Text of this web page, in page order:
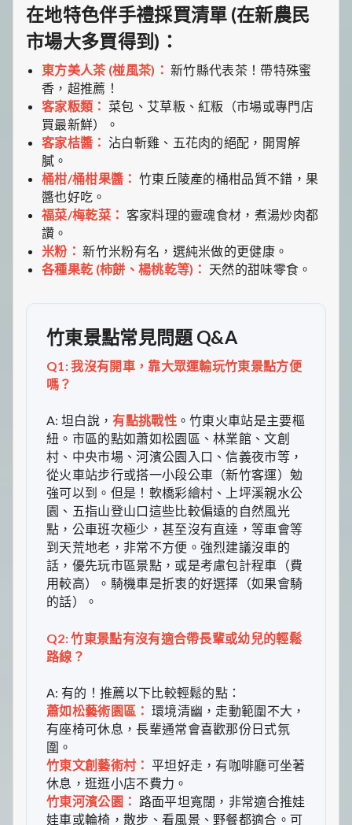
在地特色伴手禮採買清單 (在新農民
市場大多買得到)：
東方美人茶 (椪風茶)： 新竹縣代表茶！帶特殊蜜
香，超推薦！
客家粄類： 菜包、艾草粄、紅粄（市場或專門店
買最新鮮）。
客家桔醬： 沾白斬雞、五花肉的絕配，開胃解
膩。
桶柑/桶柑果醬： 竹東丘陵產的桶柑品質不錯，果
醬也好吃。
福菜/梅乾菜： 客家料理的靈魂食材，煮湯炒肉都
讚。
米粉： 新竹米粉有名，選純米做的更健康。
各種果乾 (柿餅、楊桃乾等)： 天然的甜味零食。
竹東景點常見問題 Q&A
Q1: 我沒有開車，靠大眾運輸玩竹東景點方便
嗎？
A: 坦白說，有點挑戰性。竹東火車站是主要樞
紐。市區的點如蕭如松園區、林業館、文創
村、中央市場、河濱公園入口、信義夜市等，
從火車站步行或搭一小段公車（新竹客運）勉
強可以到。但是！軟橋彩繪村、上坪溪親水公
園、五指山登山口這些比較偏遠的自然風光
點，公車班次極少，甚至沒有直達，等車會等
到天荒地老，非常不方便。強烈建議沒車的
話，優先玩市區景點，或是考慮包計程車（費
用較高）。騎機車是折衷的好選擇（如果會騎
的話）。
Q2: 竹東景點有沒有適合帶長輩或幼兒的輕鬆
路線？
A: 有的！推薦以下比較輕鬆的點：
蕭如松藝術園區： 環境清幽，走動範圍不大，
有座椅可休息，長輩通常會喜歡那份日式氛
圍。
竹東文創藝術村： 平坦好走，有咖啡廳可坐著
休息，逛逛小店不費力。
竹東河濱公園： 路面平坦寬闊，非常適合推娃
娃車或輪椅，散步、看風景、野餐都適合。可